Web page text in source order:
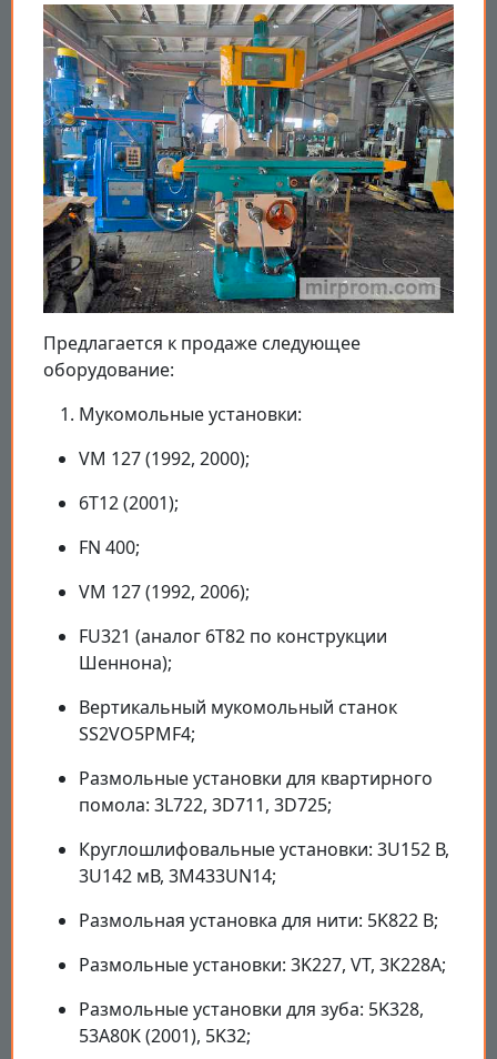
Предлагается к продаже следующее
оборудование:
Мукомольные установки:
VM 127 (1992, 2000);
6T12 (2001);
FN 400;
VM 127 (1992, 2006);
FU321 (аналог 6T82 по конструкции
Шеннона);
Вертикальный мукомольный станок
SS2VO5PMF4;
Размольные установки для квартирного
помола: 3L722, 3D711, 3D725;
Круглошлифовальные установки: 3U152 В,
3U142 мВ, 3M433UN14;
Размольная установка для нити: 5K822 В;
Размольные установки: 3K227, VT, 3К228А;
Размольные установки для зуба: 5K328,
53A80K (2001), 5K32;